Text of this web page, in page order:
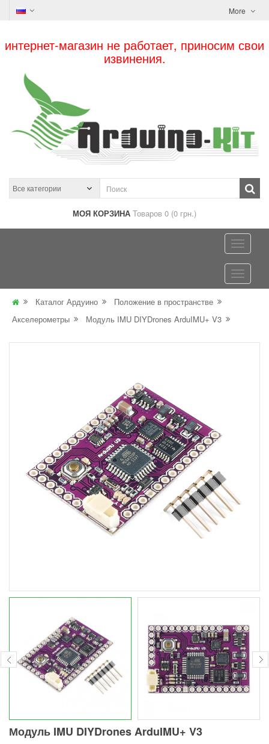
More
интернет-магазин не работает, приносим свои
извинения.
МОЯ КОРЗИНА Товаров 0 (0 грн.)
Каталог Ардуино
Положение в пространстве
Акселерометры
Модуль IMU DIYDrones ArduIMU+ V3
Модуль IMU DIYDrones ArduIMU+ V3